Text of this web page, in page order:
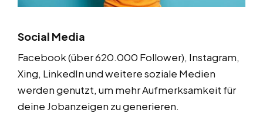
Social Media
Facebook (über 620.000 Follower), Instagram,
Xing, LinkedIn und weitere soziale Medien
werden genutzt, um mehr Aufmerksamkeit für
deine Jobanzeigen zu generieren.